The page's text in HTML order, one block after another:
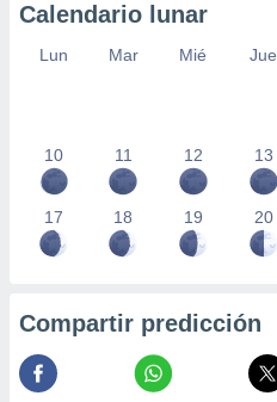
Calendario lunar
Lun Mar Mié Jue
10 11 12 13
17 18 19 20
Compartir predicción